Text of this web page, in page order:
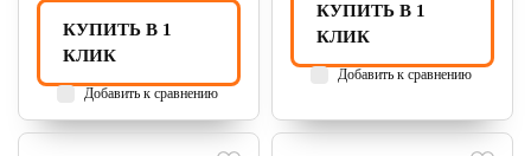
КУПИТЬ В 1
КЛИК
Добавить к сравнению
КУПИТЬ В 1
КЛИК
Добавить к сравнению